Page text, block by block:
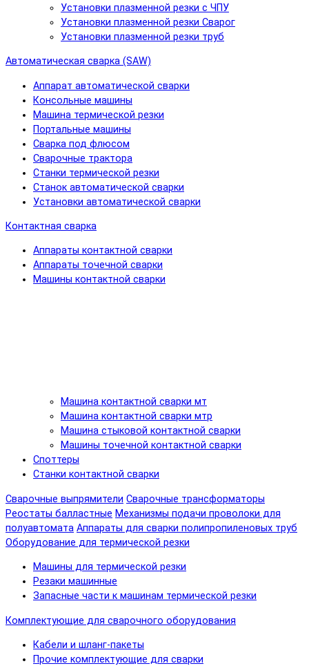
Установки плазменной резки с ЧПУ
Установки плазменной резки Сварог
Установки плазменной резки труб
Автоматическая сварка (SAW)
Аппарат автоматической сварки
Консольные машины
Машина термической резки
Портальные машины
Сварка под флюсом
Сварочные трактора
Станки термической резки
Станок автоматической сварки
Установки автоматической сварки
Контактная сварка
Аппараты контактной сварки
Аппараты точечной сварки
Машины контактной сварки
Машина контактной сварки мт
Машина контактной сварки мтр
Машина стыковой контактной сварки
Машины точечной контактной сварки
Споттеры
Станки контактной сварки
Сварочные выпрямители Сварочные трансформаторы
Реостаты балластные Механизмы подачи проволоки для
полуавтомата Аппараты для сварки полипропиленовых труб
Оборудование для термической резки
Машины для термической резки
Резаки машинные
Запасные части к машинам термической резки
Комплектующие для сварочного оборудования
Кабели и шланг-пакеты
Прочие комплектующие для сварки